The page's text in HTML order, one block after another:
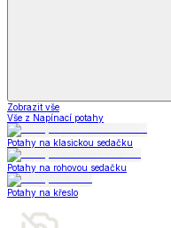
Zobrazit vše
Vše z Napínací potahy
Potahy na klasickou sedačku
Potahy na rohovou sedačku
Potahy na křeslo